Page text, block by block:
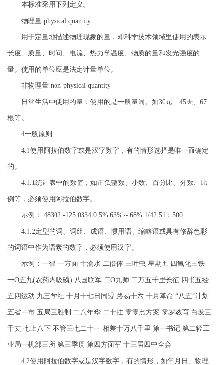
本标准采用下列定义。
物理量 physical quantity
用于定量地描述物理现象的量，即科学技术领域里使用的表示
长度、质量、时间、电流、热力学温度、物质的量和发光强度的
量。使用的单位应是法定计量单位。
非物理量 non-physical quantity
日常生活中使用的量，使用的是一般量词。如30元、45天、67
根等。
4一般原则
4.1使用阿拉伯数字或是汉字数字，有的情形选择是唯一而确定
的。
4.1.1统计表中的数值，如正负整数、小数、百分比、分数、比
例等，必须使用阿拉伯数字。
示例： 48302 -125.0334.0 5% 63%～68% 1/42 51：500
4.1.2定型的词、词组、成语、惯用语、缩略语或具有修辞色彩
的词语中作为语素的数字，必须使用汉字。
示例：一律 一方面 十滴水 二倍体 三叶虫 星期五 四氧化三铁
一O五九(农药内吸磷) 八国联军 二O九师 二万五千里长征 四书五经
五四运动 九三学社 十月十七日同盟 路易十六 十月革命 “八五”计划
五省一市 五局三胜制 二八年华 二十挂 零零点方案 零岁教育 白发三
千丈 七上八下 不管三七二十一 相差十万八千里 第一书记 第二轻工
业局一机部三所 第三季度 第四方面军 十三届四中全会
4.2使用阿拉伯数字或是汉字数字，有的情形，如年月日、物理